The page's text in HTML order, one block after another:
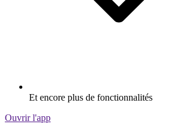
Et encore plus de fonctionnalités
Ouvrir l'app